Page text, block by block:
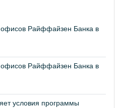
офисов Райффайзен Банка в
офисов Райффайзен Банка в
условия программы